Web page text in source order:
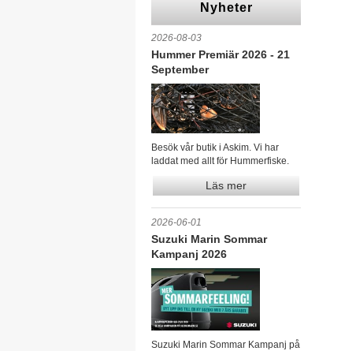
Nyheter
2026-08-03
Hummer Premiär 2026 - 21
September
Besök vår butik i Askim. Vi har
laddat med allt för Hummerfiske.
Läs mer
2026-06-01
Suzuki Marin Sommar
Kampanj 2026
Suzuki Marin Sommar Kampanj på